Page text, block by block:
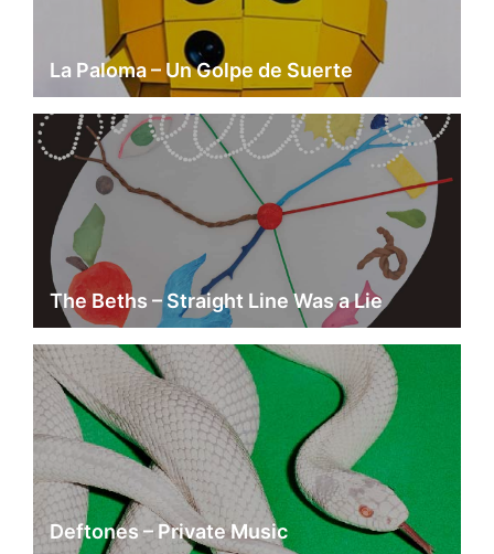
La Paloma – Un Golpe de Suerte
The Beths – Straight Line Was a Lie
Deftones – Private Music